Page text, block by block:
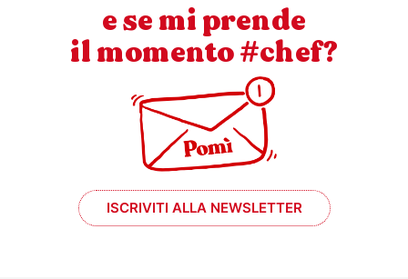
e se mi prende
il momento #chef?
ISCRIVITI ALLA NEWSLETTER